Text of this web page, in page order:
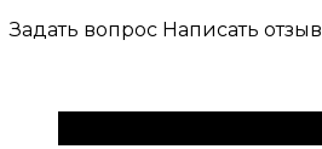
Задать вопрос Написать отзыв